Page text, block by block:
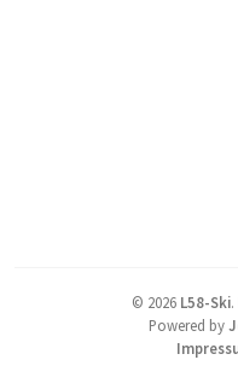
© 2026 L58-Ski.
Powered by